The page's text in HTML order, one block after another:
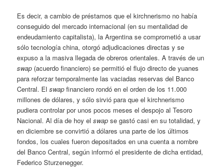
Es decir, a cambio de préstamos que el kirchnerismo no había
conseguido del mercado internacional (en su mentalidad de
endeudamiento capitalista), la Argentina se comprometió a usar
sólo tecnología china, otorgó adjudicaciones directas y se
expuso a la masiva llegada de obreros orientales. A través de un
swap (acuerdo financiero) se permitió el flujo directo de yuanes
para reforzar temporalmente las vaciadas reservas del Banco
Central. Elswap financiero rondó en el orden de los 11.000
millones de dólares, y sólo sirvió para que el kirchnerismo
pudiera controlar por unos pocos meses el despojo al Tesoro
Nacional. Al día de hoy elswap se gastó casi en su totalidad, y
en diciembre se convirtió a dólares una parte de los últimos
fondos, los cuales fueron depositados en una cuenta a nombre
del Banco Central, según informó el presidente de dicha entidad,
Federico Sturzenegger.